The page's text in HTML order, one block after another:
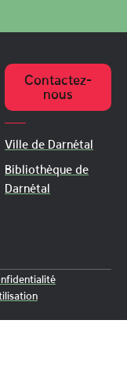
Contactez-
nous
Ville de Darnétal
Bibliothèque de
Darnétal